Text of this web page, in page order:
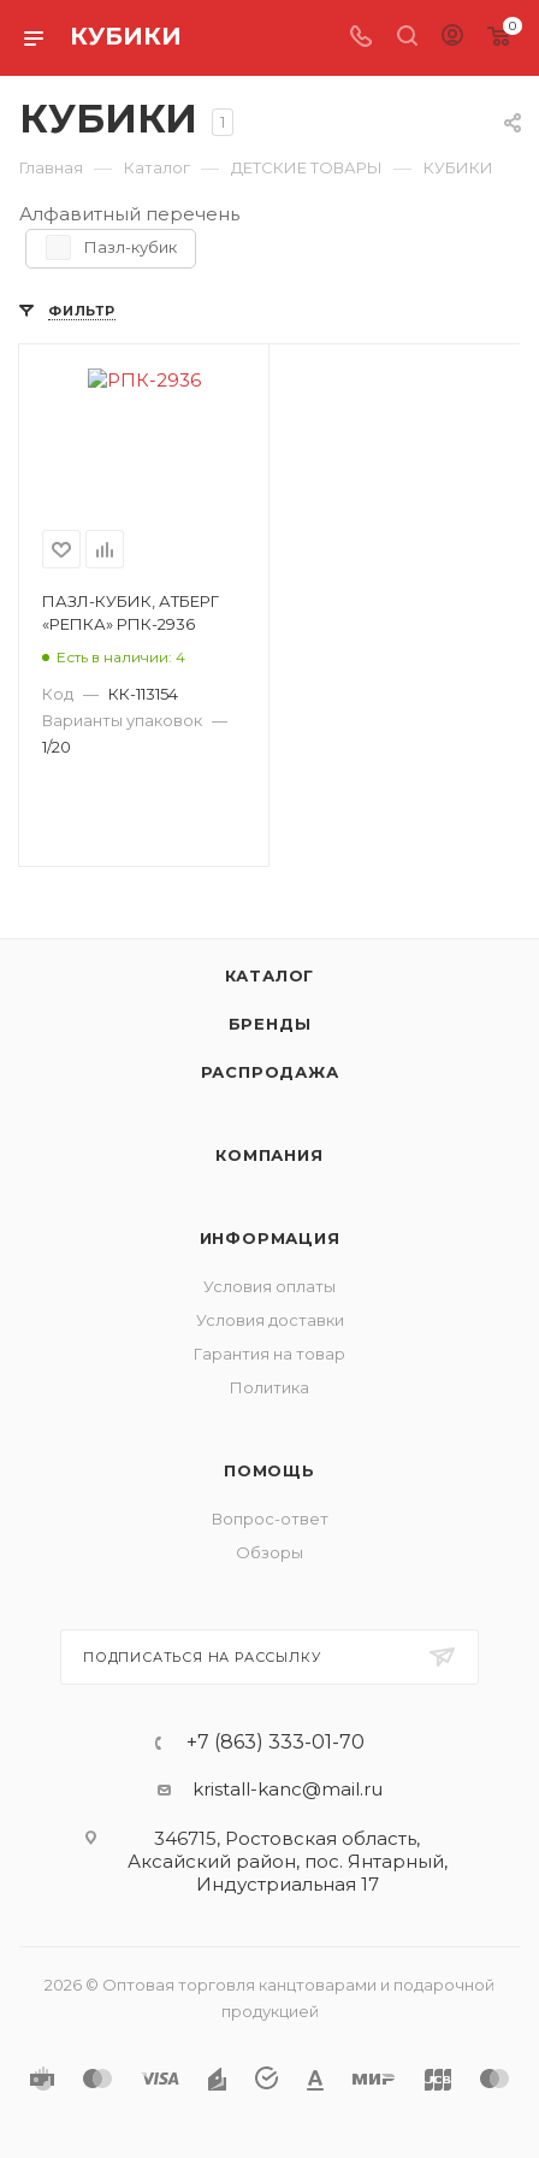
КУБИКИ 0
КУБИКИ 1
Главная — Каталог — ДЕТСКИЕ ТОВАРЫ — КУБИКИ
Алфавитный перечень
Пазл-кубик
ФИЛЬТР
ПАЗЛ-КУБИК, АТБЕРГ
«РЕПКА» РПК-2936
Есть в наличии: 4
Код — КК-113154
Варианты упаковок —
1/20
КАТАЛОГ
БРЕНДЫ
РАСПРОДАЖА
КОМПАНИЯ
ИНФОРМАЦИЯ
Условия оплаты
Условия доставки
Гарантия на товар
Политика
ПОМОЩЬ
Вопрос-ответ
Обзоры
ПОДПИСАТЬСЯ НА РАССЫЛКУ
+7 (863) 333-01-70
kristall-kanc@mail.ru
346715, Ростовская область​,
Аксайский район, пос. Янтарный,
Индустриальная 17
2026 © Оптовая торговля канцтоварами и подарочной
продукцией